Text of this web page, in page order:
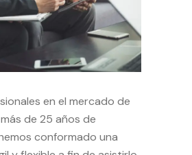
en el mercado de
de 25 años de
conformado una